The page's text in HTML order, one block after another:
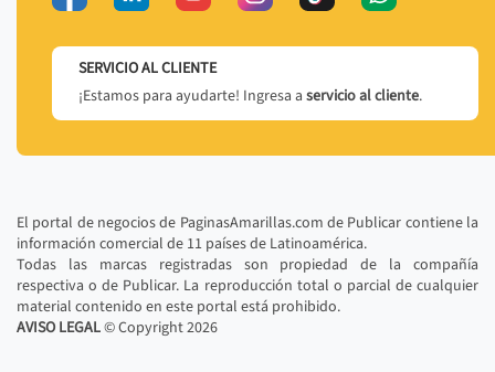
SERVICIO AL CLIENTE
¡Estamos para ayudarte! Ingresa a servicio al cliente.
El portal de negocios de PaginasAmarillas.com de Publicar contiene la
información comercial de 11 países de Latinoamérica.
Todas las marcas registradas son propiedad de la compañía
respectiva o de Publicar. La reproducción total o parcial de cualquier
material contenido en este portal está prohibido.
AVISO LEGAL© Copyright2026